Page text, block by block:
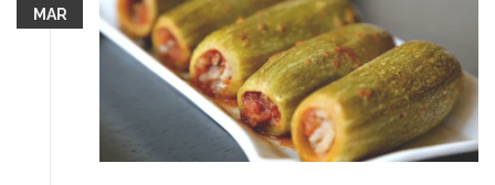
MAR